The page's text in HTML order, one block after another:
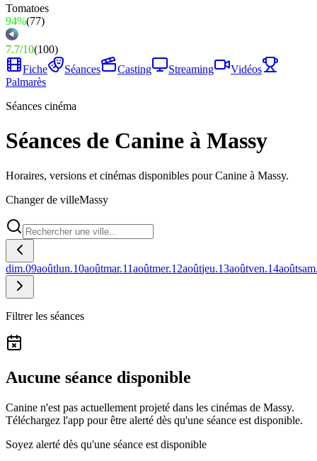
94%(77)
7.7/10(100)
Fiche
Séances Casting Streaming
Vidéos
Palmarès
Séances cinéma
Séances de Canine à Massy
Horaires, versions et cinémas disponibles pour Canine à Massy.
Changer de villeMassy
dim.09aoûtlun.10aoûtmar.11aoûtmer.12aoûtjeu.13aoûtven.14août
Filtrer les séances
Aucune séance disponible
Canine n'est pas actuellement projeté dans les cinémas de Massy.
Téléchargez l'app pour être alerté dès qu'une séance est disponible.
Soyez alerté dès qu'une séance est disponible